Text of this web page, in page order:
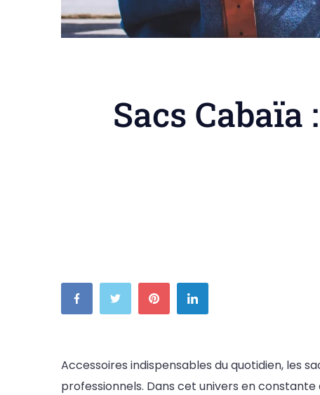
Sacs
Accessoires indispensables du quotidien, les
professionnels. Dans cet univers en